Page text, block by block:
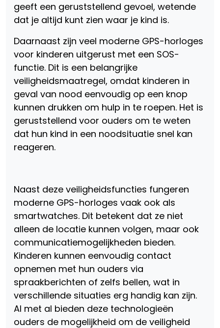
geeft een geruststellend gevoel, wetende
dat je altijd kunt zien waar je kind is.
Daarnaast zijn veel moderne GPS-horloges
voor kinderen uitgerust met een SOS-
functie. Dit is een belangrijke
veiligheidsmaatregel, omdat kinderen in
geval van nood eenvoudig op een knop
kunnen drukken om hulp in te roepen. Het is
geruststellend voor ouders om te weten
dat hun kind in een noodsituatie snel kan
reageren.
Naast deze veiligheidsfuncties fungeren
moderne GPS-horloges vaak ook als
smartwatches. Dit betekent dat ze niet
alleen de locatie kunnen volgen, maar ook
communicatiemogelijkheden bieden.
Kinderen kunnen eenvoudig contact
opnemen met hun ouders via
spraakberichten of zelfs bellen, wat in
verschillende situaties erg handig kan zijn.
Al met al bieden deze technologieën
ouders de mogelijkheid om de veiligheid